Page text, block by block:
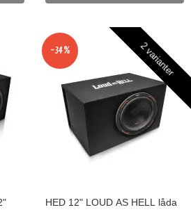
2 varianter
-34%
HED 12" LOUD AS HELL låda